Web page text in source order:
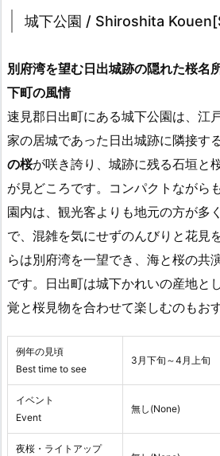
城下公園 / Shiroshita
別府湾を望む日出城跡の隠れた桜
下町の風情
速見郡日出町にある城下公園は、江
家の居城であった日出城跡に隣接す
の桜が咲き誇り、城跡に残る石垣と
が見どころです。コンパクトながら
園内は、観光客よりも地元の方が多
で、混雑を気にせずのんびりと花見
らは別府湾を一望でき、海と桜の共
です。日出町は城下かれいの産地と
覚と桜見物を合わせて楽しむのもお
例年の見頃
Best time to see
3月下旬～4月上旬
イベント
Event
無し(None)
夜桜・ライトアップ